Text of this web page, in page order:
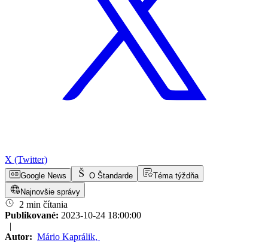
X (Twitter)
Google News O Štandarde
Téma týždňa
Najnovšie správy
2 min čítania
Publikované: 2023-10-24 18:00:00
|
Autor: Mário Kaprálik,